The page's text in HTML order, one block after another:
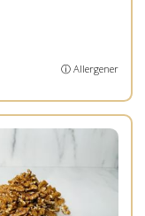
ⓘ Allergener